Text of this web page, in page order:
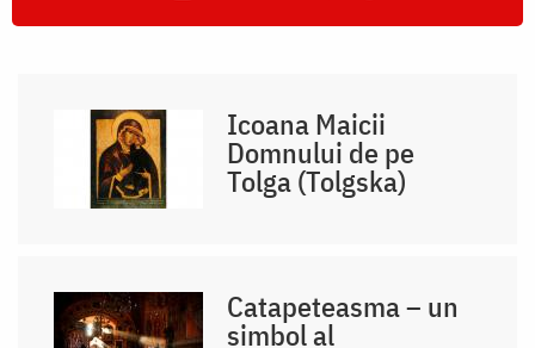
Icoana Maicii
Domnului de pe
Tolga (Tolgska)
Catapeteasma – un
simbol al